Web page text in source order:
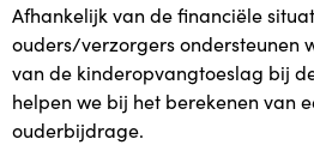
Vacatures
Plusopvang
Afhankelijk van de financiële
ouders/verzorgers ondersteunen
van de kinderopvangtoeslag bij
helpen we bij het berekenen van
ouderbijdrage.